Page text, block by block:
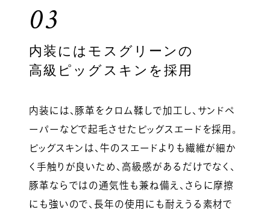
03
内装にはモスグリーンの
高級ピッグスキンを採用
内装には、豚革をクロム鞣しで加工し、サンドペ
ーパーなどで起毛させたピッグスエードを採用。
ピッグスキンは、牛のスエードよりも繊維が細か
く手触りが良いため、高級感があるだけでなく、
豚革ならではの通気性も兼ね備え、さらに摩擦
にも強いので、長年の使用にも耐えうる素材で